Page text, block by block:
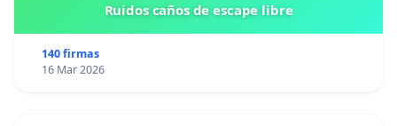
Ruidos caños de escape libre
140 firmas
16 Mar 2026